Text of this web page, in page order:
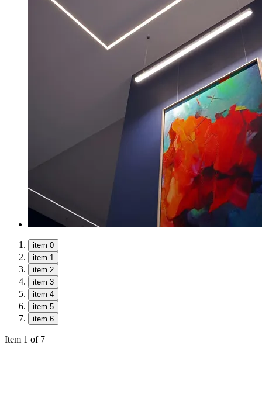
item 0
item 1
item 2
item 3
item 4
item 5
item 6
Item 1 of 7